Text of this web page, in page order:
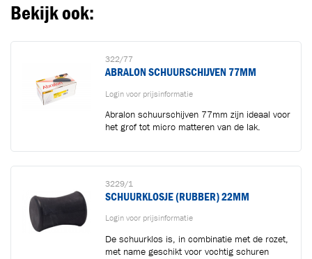
Bekijk ook:
322/77
ABRALON SCHUURSCHIJVEN 77MM
Login voor prijsinformatie
Abralon schuurschijven 77mm zijn ideaal voor
het grof tot micro matteren van de lak.
3229/1
SCHUURKLOSJE (RUBBER) 22MM
Login voor prijsinformatie
De schuurklos is, in combinatie met de rozet,
met name geschikt voor vochtig schuren